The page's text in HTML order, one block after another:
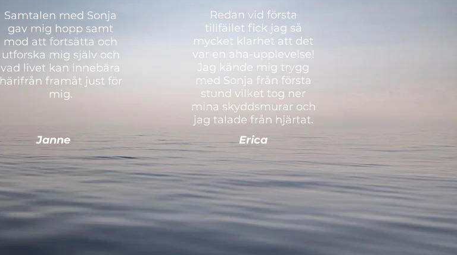
Samtalen med Sonja
gav mig hopp samt
mod att fortsätta och
utforska mig själv och
vad livet kan innebära
härifrån framåt just för
mig.
Redan vid första
tillfället fick jag så
mycket klarhet att det
var en aha-upplevelse!
Jag kände mig trygg
med Sonja från första
stund vilket tog ner
mina skyddsmurar och
jag talade från hjärtat.
Erica
Janne